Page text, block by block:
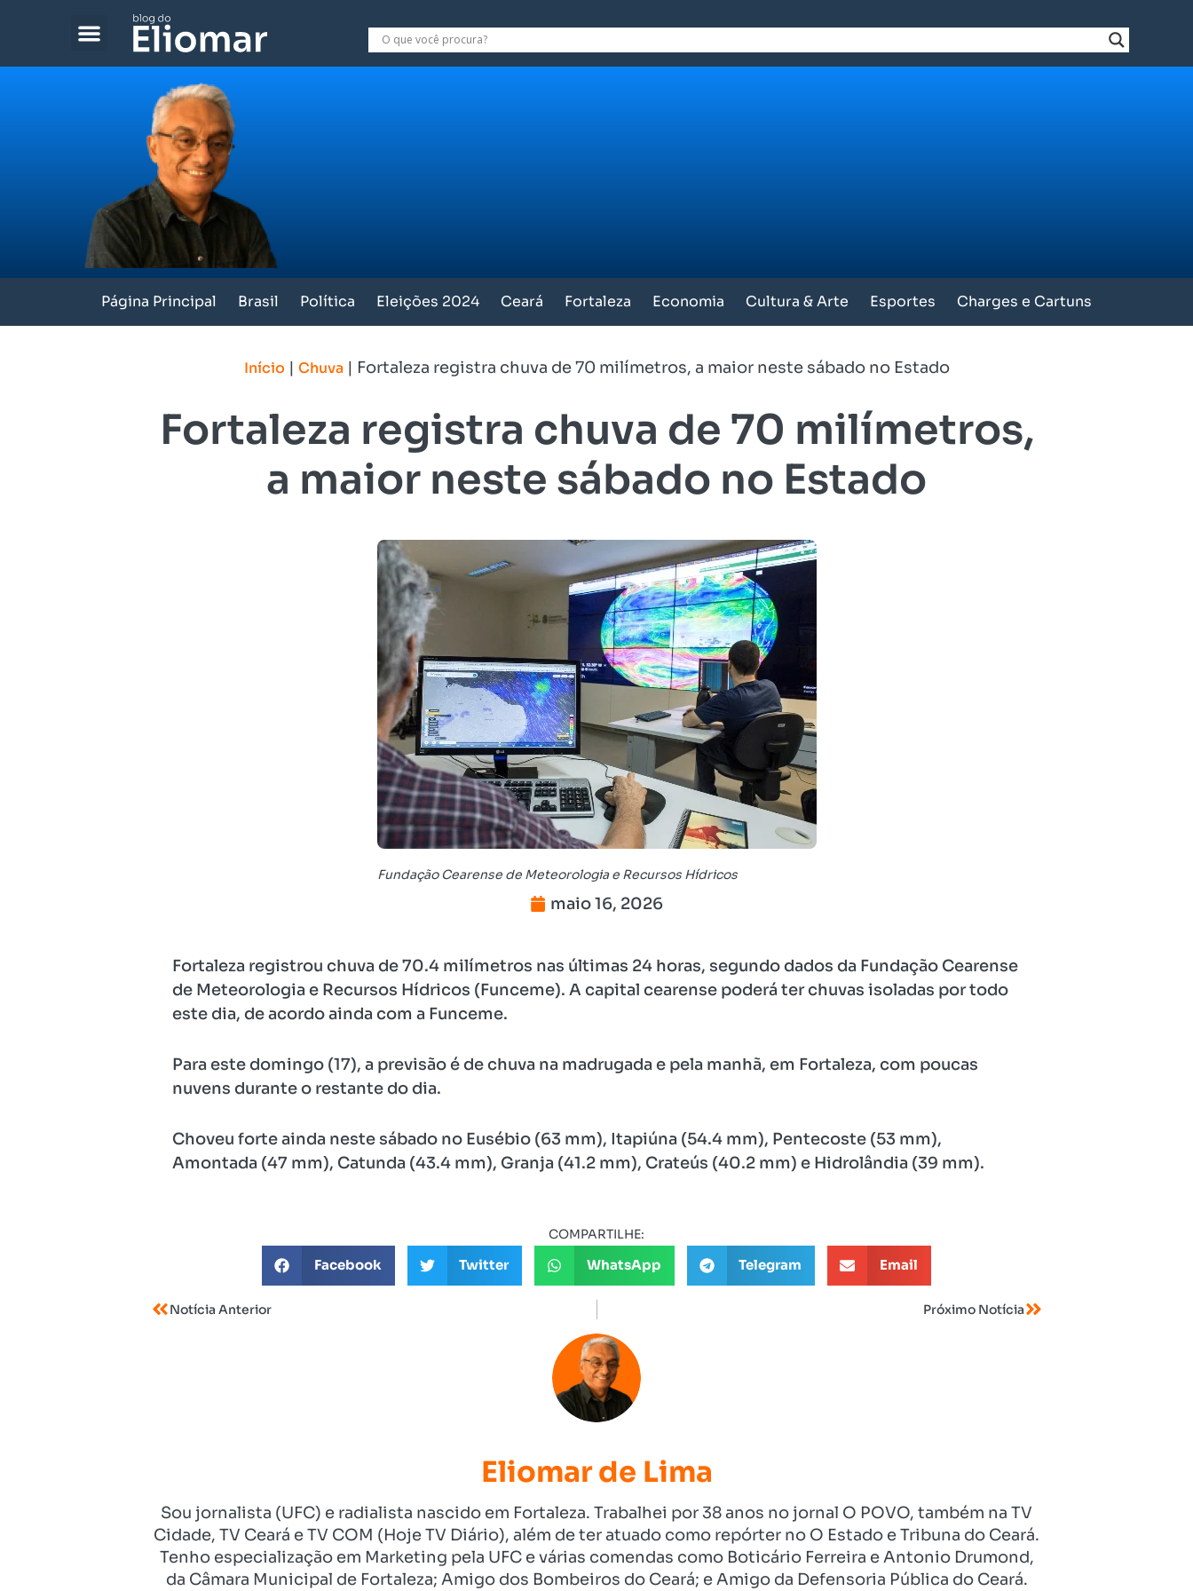
Página Principal Brasil Política Eleições 2024 Ceará Fortaleza Economia Cultura & Arte Esportes Charges e Cartuns
Início | Chuva | Fortaleza registra chuva de 70 milímetros, a maior neste sábado no Estado
Fortaleza registra chuva de 70 milímetros,
a maior neste sábado no Estado
Fundação Cearense de Meteorologia e Recursos Hídricos
maio 16, 2026
Fortaleza registrou chuva de 70.4 milímetros nas últimas 24 horas, segundo dados da Fundação Cearense
de Meteorologia e Recursos Hídricos (Funceme). A capital cearense poderá ter chuvas isoladas por todo
este dia, de acordo ainda com a Funceme.
Para este domingo (17), a previsão é de chuva na madrugada e pela manhã, em Fortaleza, com poucas
nuvens durante o restante do dia.
Choveu forte ainda neste sábado no Eusébio (63 mm), Itapiúna (54.4 mm), Pentecoste (53 mm),
Amontada (47 mm), Catunda (43.4 mm), Granja (41.2 mm), Crateús (40.2 mm) e Hidrolândia (39 mm).
COMPARTILHE:
Facebook Twitter WhatsApp Telegram Email
Notícia Anterior Próximo Notícia
Eliomar de Lima
Sou jornalista (UFC) e radialista nascido em Fortaleza. Trabalhei por 38 anos no jornal O POVO, também na TV
Cidade, TV Ceará e TV COM (Hoje TV Diário), além de ter atuado como repórter no O Estado e Tribuna do Ceará.
Tenho especialização em Marketing pela UFC e várias comendas como Boticário Ferreira e Antonio Drumond,
da Câmara Municipal de Fortaleza; Amigo dos Bombeiros do Ceará; e Amigo da Defensoria Pública do Ceará.